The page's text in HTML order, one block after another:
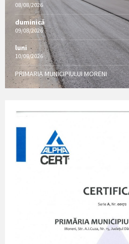
08/08/2026
duminică
09/08/2026
luni
10/08/2026
PRIMARIA MUNICIPIULUI MORENI